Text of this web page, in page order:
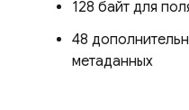
128 байт для
48
метаданных